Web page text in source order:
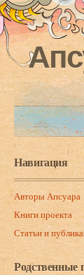
Навигация
Авторы Апсуара
Книги проекта
Статьи и
Родственные